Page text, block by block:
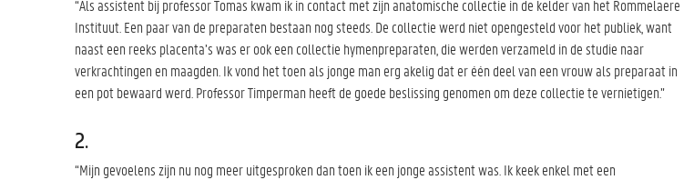
“Als assistent bij professor Tomas kwam ik in contact met zijn anatomische collectie in de kelder van het Rommelaere
Instituut. Een paar van de preparaten bestaan nog steeds. De collectie werd niet opengesteld voor het publiek, want
naast een reeks placenta’s was er ook een collectie hymenpreparaten, die werden verzameld in de studie naar
verkrachtingen en maagden. Ik vond het toen als jonge man erg akelig dat er één deel van een vrouw als preparaat in
een pot bewaard werd. Professor Timperman heeft de goede beslissing genomen om deze collectie te vernietigen.”
2.
“Mijn gevoelens zijn nu nog meer uitgesproken dan toen ik een jonge assistent was. Ik keek enkel met een